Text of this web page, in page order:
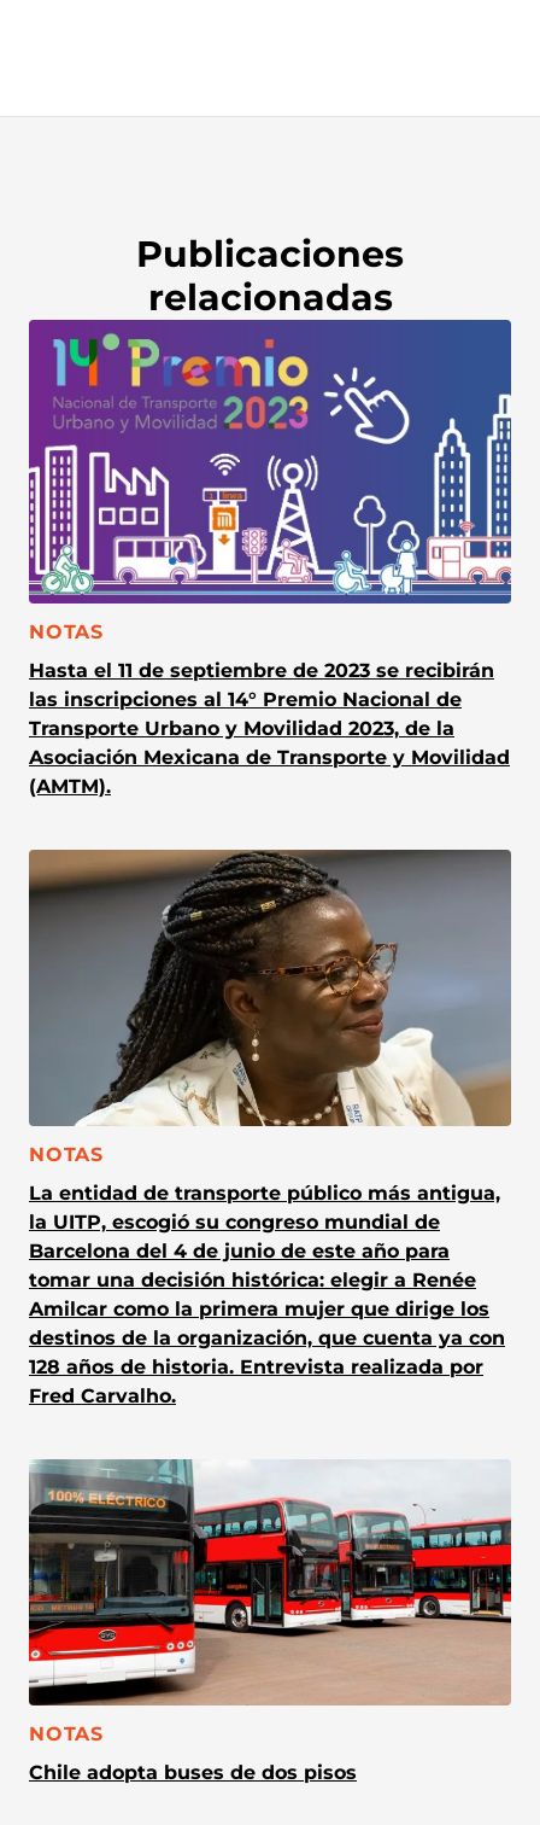
Publicaciones
relacionadas
CATEGORÍA:
NOTAS
Hasta el 11 de septiembre de 2023 se recibirán
las inscripciones al 14° Premio Nacional de
Transporte Urbano y Movilidad 2023, de la
Asociación Mexicana de Transporte y Movilidad
(AMTM).
CATEGORÍA:
NOTAS
La entidad de transporte público más antigua,
la UITP, escogió su congreso mundial de
Barcelona del 4 de junio de este año para
tomar una decisión histórica: elegir a Renée
Amilcar como la primera mujer que dirige los
destinos de la organización, que cuenta ya con
128 años de historia. Entrevista realizada por
Fred Carvalho.
CATEGORÍA:
NOTAS
Chile adopta buses de dos pisos